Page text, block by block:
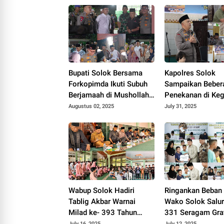
Bupati Solok Bersama
Forkopimda Ikuti Subuh
Berjamaah di Mushollah
Nurussalam.
Augustus 02, 2025
Kapolres Solok
Sampaikan
Penekanan di
Bintohtal Polres
July 31, 2025
Wabup Solok Hadiri
Tablig Akbar Warnai
Milad ke- 393 Tahun
Ringankan
Wako Solok
331 Seragam